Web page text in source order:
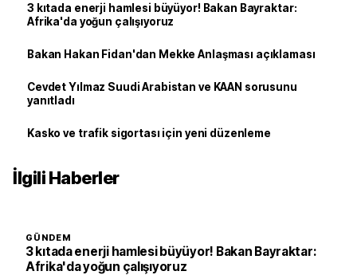
3 kıtada enerji hamlesi büyüyor! Bakan Bayraktar:
Afrika'da yoğun çalışıyoruz
Bakan Hakan Fidan'dan Mekke Anlaşması açıklaması
Cevdet Yılmaz Suudi Arabistan ve KAAN sorusunu
yanıtladı
Kasko ve trafik sigortası için yeni düzenleme
İlgili Haberler
GÜNDEM
3 kıtada enerji hamlesi büyüyor! Bakan Bayraktar:
Afrika'da yoğun çalışıyoruz